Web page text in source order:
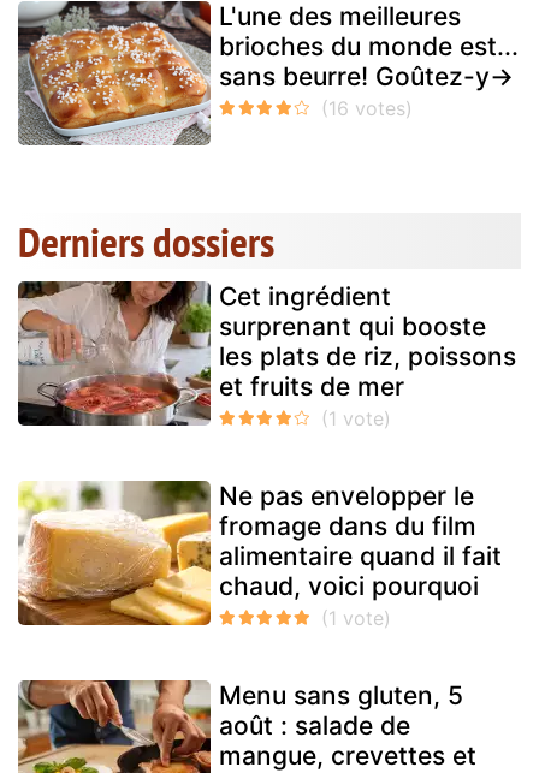
L'une des meilleures
brioches du monde est...
sans beurre! Goûtez-y→
Derniers dossiers
Cet ingrédient
surprenant qui booste
les plats de riz, poissons
et fruits de mer
Ne pas envelopper le
fromage dans du film
alimentaire quand il fait
chaud, voici pourquoi
Menu sans gluten, 5
août : salade de
mangue, crevettes et